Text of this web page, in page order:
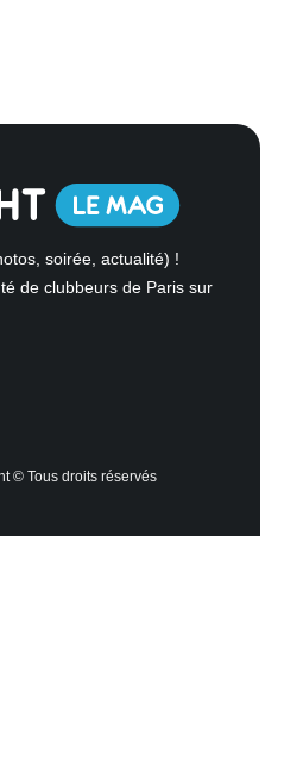
soirée, actualité) !
de clubbeurs de Paris sur
© Tous droits réservés